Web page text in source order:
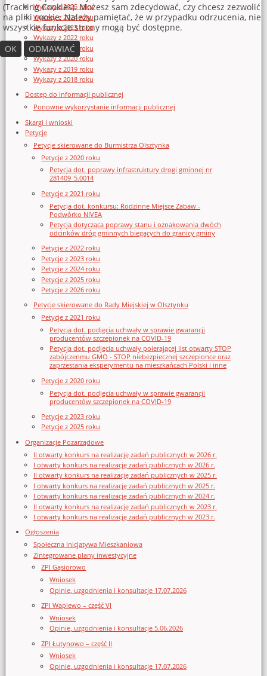
Wykazy z 2025 roku
Wykazy z 2024 roku
Wykazy z 2023 roku
Wykazy z 2022 roku
Wykazy z 2021 roku
Wykazy z 2020 roku
Wykazy z 2019 roku
Wykazy z 2018 roku
Dostęp do informacji publicznej
Ponowne wykorzystanie informacji publicznej
Skargi i wnioski
Petycje
Petycje skierowane do Burmistrza Olsztynka
Petycje z 2020 roku
Petycja dot. poprawy infrastruktury drogi gminnej nr
281409_5.0014
Petycje z 2021 roku
Petycja dot. konkursu: Rodzinne Miejsce Zabaw -
Podwórko NIVEA
Petycja dotycząca poprawy stanu i oznakowania dwóch
odcinków dróg gminnych biegących do granicy gminy
Petycje z 2022 roku
Petycje z 2023 roku
Petycje z 2024 roku
Petycje z 2025 roku
Petycje z 2026 roku
Petycje skierowane do Rady Miejskiej w Olsztynku
Petycje z 2021 roku
Petycja dot. podjęcia uchwały w sprawie gwarancji
producentów szczepionek na COVID-19
Petycja dot. podjęcia uchwały poierającej list otwarty STOP
zabójczenmu GMO - STOP niebezpiecznej szczepionce oraz
zaprzestania eksperymentu na mieszkańcach Polski i inne
Petycje z 2020 roku
Petycja dot. podjęcia uchwały w sprawie gwarancji
producentów szczepionek na COVID-19
Petycje z 2023 roku
Petycje z 2025 roku
Organizacje Pozarządowe
II otwarty konkurs na realizację zadań publicznych w 2026 r.
I otwarty konkurs na realizację zadań publicznych w 2026 r.
II otwarty konkurs na realizację zadań publicznych w 2025 r.
I otwarty konkurs na realizację zadań publicznych w 2025 r.
I otwarty konkurs na realizację zadań publicznych w 2024 r.
II otwarty konkurs na realizację zadań publicznych w 2023 r.
I otwarty konkurs na realizację zadań publicznych w 2023 r.
Ogłoszenia
Społeczna Inicjatywa Mieszkaniowa
Zintegrowane plany inwestycyjne
ZPI Gąsiorowo
Wniosek
Opinie, uzgodnienia i konsultacje 17.07.2026
ZPI Waplewo – część VI
Wniosek
Opinie, uzgodnienia i konsultacje 5.06.2026
ZPI Łutynowo – część II
Wniosek
Opinie, uzgodnienia i konsultacje 17.07.2026
(Tracking Cookies). Możesz sam zdecydować, czy chcesz zezwolić
na pliki cookie. Należy pamiętać, że w przypadku odrzucenia, nie
wszystkie funkcje strony mogą być dostępne.
OK
ODMAWIAĆ